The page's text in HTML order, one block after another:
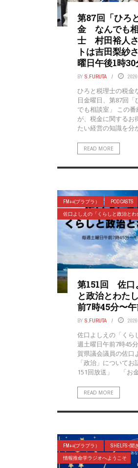
第87回「ひろ
金 なんでも
士 村田裕人
トは吉田梨
曜日午後1時
BY S.FURUTA
ひろと税理士の税金
日金曜日、第87回
でも相談室」 この
が、税金に関するお
たい経営の知識を
READ MORE
FM++(プラプラ） POD CASTS
佐口よしえの「くらしと政治とわ
第151回 佐口
と政治とわた
前7時45分〜
BY S.FURUTA
佐口よしえの「くら
週土曜日午前7時45
賀県議会議員の佐口
「政治」について
151回放送」 「お
READ MORE
FM++(プラプラ） SHELFS-聞
情報推命学ラジオへようこそ